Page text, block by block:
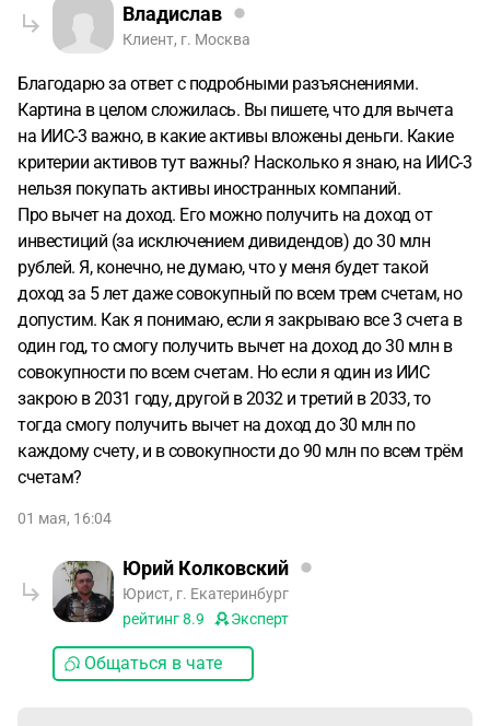
Владислав
Клиент, г. Москва
Благодарю за ответ с подробными разъяснениями.
Картина в целом сложилась. Вы пишете, что для вычета
на ИИС-3 важно, в какие активы вложены деньги. Какие
критерии активов тут важны? Насколько я знаю, на ИИС-3
нельзя покупать активы иностранных компаний.
Про вычет на доход. Его можно получить на доход от
инвестиций (за исключением дивидендов) до 30 млн
рублей. Я, конечно, не думаю, что у меня будет такой
доход за 5 лет даже совокупный по всем трем счетам, но
допустим. Как я понимаю, если я закрываю все 3 счета в
один год, то смогу получить вычет на доход до 30 млн в
совокупности по всем счетам. Но если я один из ИИС
закрою в 2031 году, другой в 2032 и третий в 2033, то
тогда смогу получить вычет на доход до 30 млн по
каждому счету, и в совокупности до 90 млн по всем трём
счетам?
01 мая, 16:04
Юрий Колковский
Юрист, г. Екатеринбург
рейтинг8.9 Эксперт
Общаться в чате